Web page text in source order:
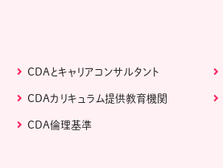
CDAとキャリアコンサルタント
CDAカリキュラム提供教育機関
CDA倫理基準